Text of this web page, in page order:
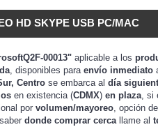
HD SKYPE USB PC/MAC
00013" aplicable a los
, disponibles para envío inmediato
Centro se embarca al día
en existencia (CDMX) en plaza, si
por volumen/mayoreo, opción
donde comprar cercallame al